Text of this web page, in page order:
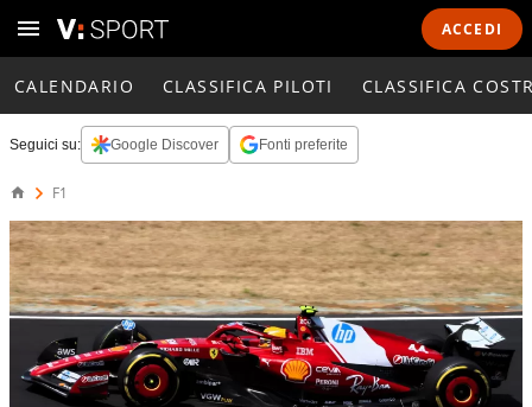
ACCEDI
CALENDARIO CLASSIFICA PILOTI CLASSIFICA
Seguici su: Google Discover Fonti preferite
F1